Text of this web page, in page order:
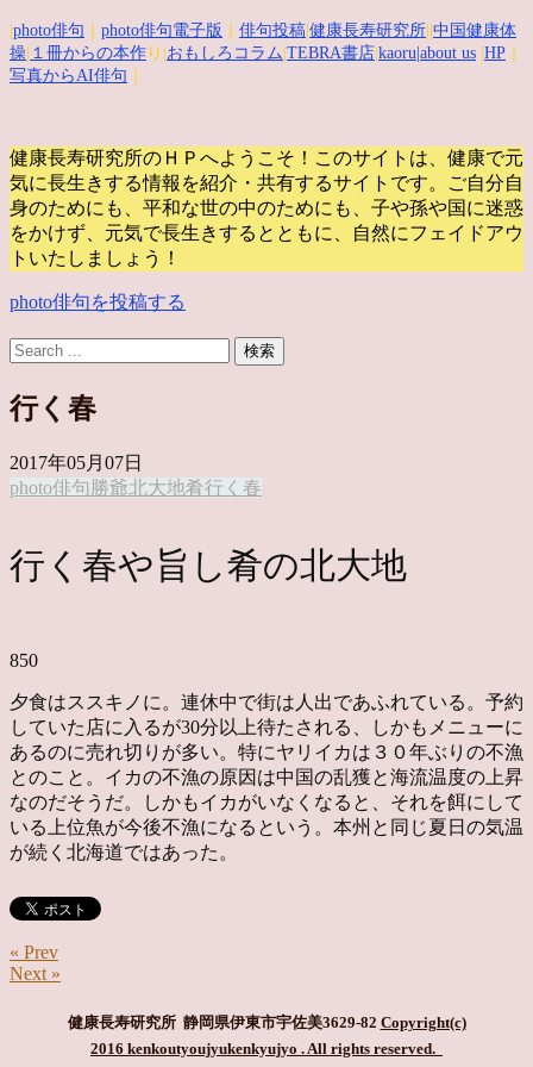
photo俳句 photo俳句電子版 俳句投稿 健康長寿研究所 中国健康体
操 １冊からの本作 り| おもしろコラム TEBRA書店 kaoru |about us HP
写真からAI俳句
健康長寿研究所のＨＰへようこそ！このサイトは、健康で元
気に長生きする情報を紹介・共有するサイトです。
ご自分自
身のためにも、平和な世の中のためにも、子や孫や国に迷惑
をかけず、元気で長生きするとともに、自然にフェイドアウ
トいたしましょう！
photo俳句を投稿する
行く春
2017年05月07日
photo俳句 勝爺北大地肴行く春
行く春や旨し肴の北大地
850
夕食はススキノに。連休中で街は人出であふれている。予約
していた店に入るが30分以上待たされる、しかもメニューに
あるのに売れ切りが多い。特にヤリイカは３０年ぶりの不漁
とのこと。イカの不漁の原因は中国の乱獲と海流温度の上昇
なのだそうだ。しかもイカがいなくなると、それを餌にして
いる上位魚が今後不漁になるという。本州と同じ夏日の気温
が続く北海道ではあった。
« Prev
Next »
健康長寿研究所 静岡県伊東市宇佐美3629-82 Copyright(c)
2016 kenkoutyoujyukenkyujyo . All rights reserved.